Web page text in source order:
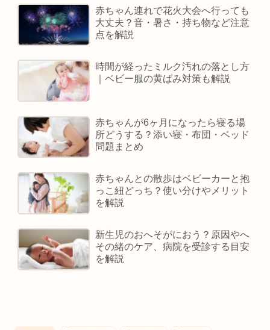
赤ちゃん連れで花火大会へ行っても
大丈夫？音・暑さ・持ち物など注意
点を解説
時間が経ったミルク汚れの落とし方
｜ベビー服の黄ばみ対策も解説
赤ちゃんが6ヶ月になったら寝る場
所どうする？添い寝・布団・ベッド
問題まとめ
赤ちゃんとの散歩はベビーカーと抱
っこ紐どっち？使い分けやメリット
を解説
新生児のおへそがにおう？原因やへ
その緒のケア、病院を受診する目安
を解説